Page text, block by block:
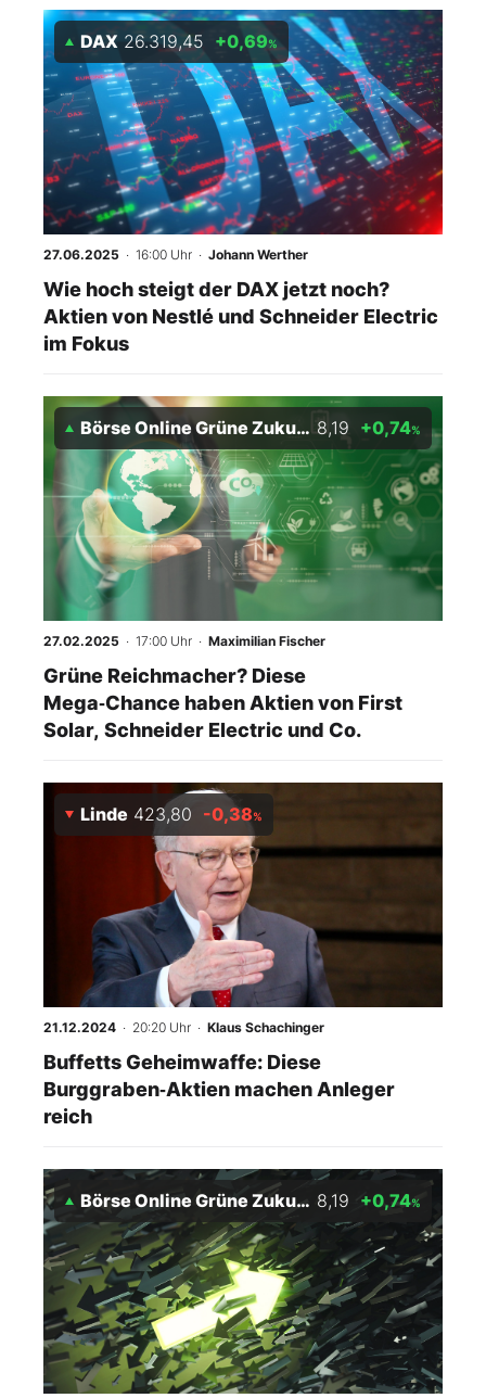
DAX 26.319,45 +0,69%
27.06.2025 · 16:00 Uhr · Johann Werther
Wie hoch steigt der DAX jetzt noch?
Aktien von Nestlé und Schneider Electric
im Fokus
Börse Online Grüne Zukunft Index 8,19 +0,74%
27.02.2025 · 17:00 Uhr · Maximilian Fischer
Grüne Reichmacher? Diese
Mega‑Chance haben Aktien von First
Solar, Schneider Electric und Co.
Linde 423,80 -0,38%
21.12.2024 · 20:20 Uhr · Klaus Schachinger
Buffetts Geheimwaffe: Diese
Burggraben‑Aktien machen Anleger
reich
Börse Online Grüne Zukunft Index 8,19 +0,74%